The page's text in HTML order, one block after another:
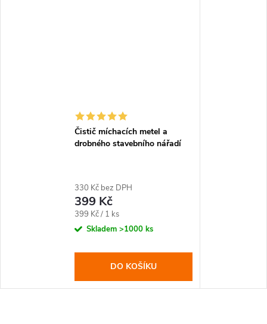
Čistič míchacích metel a
drobného stavebního nářadí
330 Kč bez DPH
399 Kč
Měrná
cena:
399 Kč / 1 ks
Skladem >1000 ks
DO KOŠÍKU